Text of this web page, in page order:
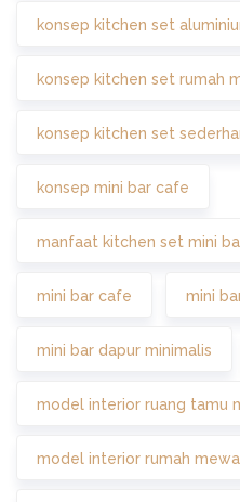
konsep kitchen set
konsep kitchen set rumah
konsep kitchen set
konsep mini bar cafe
manfaat kitchen set mini
mini bar cafe mini
mini bar dapur minimalis
model interior ruang tamu
model interior rumah